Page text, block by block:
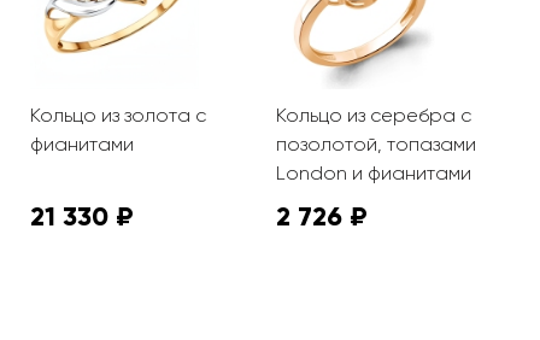
Кольцо из золота с
фианитами
21 330 ₽
Кольцо из серебра с
позолотой, топазами
London и фианитами
2 726 ₽